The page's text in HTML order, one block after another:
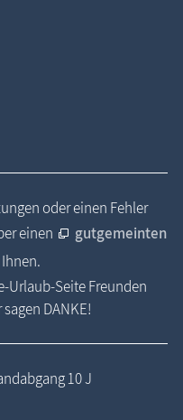
oder einen Fehler
einen
gutgemeinten
Urlaub-Seite Freunden
DANKE!
10 J